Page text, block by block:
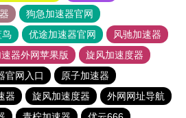
狗急加速器官网
鸟 优途加速器官网
风驰加速器
器外网苹果版
旋风加速度器
官网入口
原子加速器
器 旋风加速度器
外网网址导航